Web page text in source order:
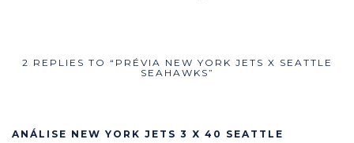
2 REPLIES TO “PRÉVIA NEW YORK JETS X SEATTLE
SEAHAWKS”
ANÁLISE NEW YORK JETS 3 X 40 SEATTLE